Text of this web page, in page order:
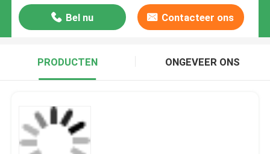
Bel nu Contacteer ons
PRODUCTEN ONGEVEER ONS